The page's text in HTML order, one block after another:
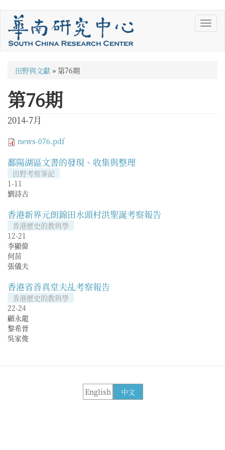
您
在
這
裡
田野與文獻 » 第76期
第76期
2014-7月
news-076.pdf
鄱陽湖區文書的發現、收集與整理
田野考察筆記
1-11
劉詩古
香港新界元朗錦田水頭村洪聖誕考察報告
香港歷史的教與學
12-21
李顯偉
何苗
張儀夫
香港省善真堂夫乩考察報告
香港歷史的教與學
22-24
顧永龍
黎希晉
吳家俊
中文
English